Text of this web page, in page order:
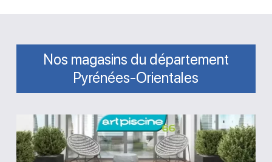
Nos magasins du département
Pyrénées-Orientales
Magasin
Art